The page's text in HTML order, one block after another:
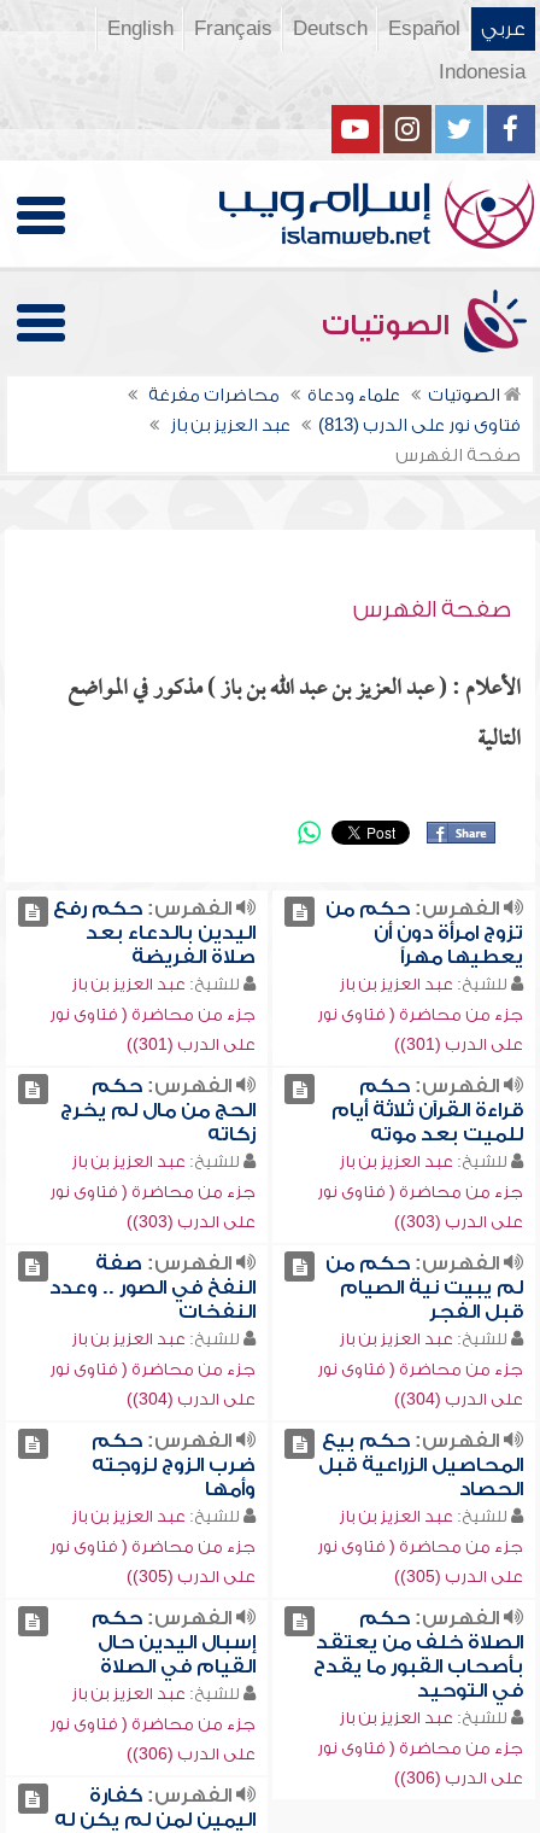
عربي Español
Deutsch
Français
English
Indonesia
الصوتيات
الصوتيات علماء ودعاة
محاضرات مفرغة
فتاوى نور على الدرب (813)
عبد العزيز بن باز
صفحة الفهرس
صفحة الفهرس
الأعلام : ( عبد العزيز بن عبد الله بن باز ) مذكور في المواضع
التالية
الفهرس:حكم من
تزوج امرأة دون أن
يعطيها مهراً
للشيخ: عبد العزيز بن باز
جزء من محاضرة ( فتاوى نور
على الدرب (301))
الفهرس:حكم رفع
اليدين بالدعاء بعد
صلاة الفريضة
للشيخ: عبد العزيز بن باز
جزء من محاضرة ( فتاوى نور
على الدرب (301))
الفهرس:حكم
قراءة القرآن ثلاثة أيام
للميت بعد موته
للشيخ: عبد العزيز بن باز
جزء من محاضرة ( فتاوى نور
على الدرب (303))
الفهرس:حكم
الحج من مال لم يخرج
زكاته
للشيخ: عبد العزيز بن باز
جزء من محاضرة ( فتاوى نور
على الدرب (303))
الفهرس:حكم من
لم يبيت نية الصيام
قبل الفجر
للشيخ: عبد العزيز بن باز
جزء من محاضرة ( فتاوى نور
على الدرب (304))
الفهرس: صفة
النفخ في الصور .. وعدد
النفخات
للشيخ: عبد العزيز بن باز
جزء من محاضرة ( فتاوى نور
على الدرب (304))
الفهرس:حكم بيع
المحاصيل الزراعية قبل
الحصاد
للشيخ: عبد العزيز بن باز
جزء من محاضرة ( فتاوى نور
على الدرب (305))
الفهرس:حكم
ضرب الزوج لزوجته
وأمها
للشيخ: عبد العزيز بن باز
جزء من محاضرة ( فتاوى نور
على الدرب (305))
الفهرس:حكم
الصلاة خلف من يعتقد
بأصحاب القبور ما يقدح
في التوحيد
للشيخ: عبد العزيز بن باز
جزء من محاضرة ( فتاوى نور
على الدرب (306))
الفهرس:حكم
إسبال اليدين حال
القيام في الصلاة
للشيخ: عبد العزيز بن باز
جزء من محاضرة ( فتاوى نور
على الدرب (306))
الفهرس:كفارة
اليمين لمن لم يكن له